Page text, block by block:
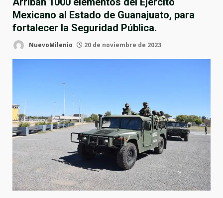
Mexicano al Estado de Guanajuato, para
fortalecer la Seguridad Pública.
NuevoMilenio 20 de noviembre de 2023